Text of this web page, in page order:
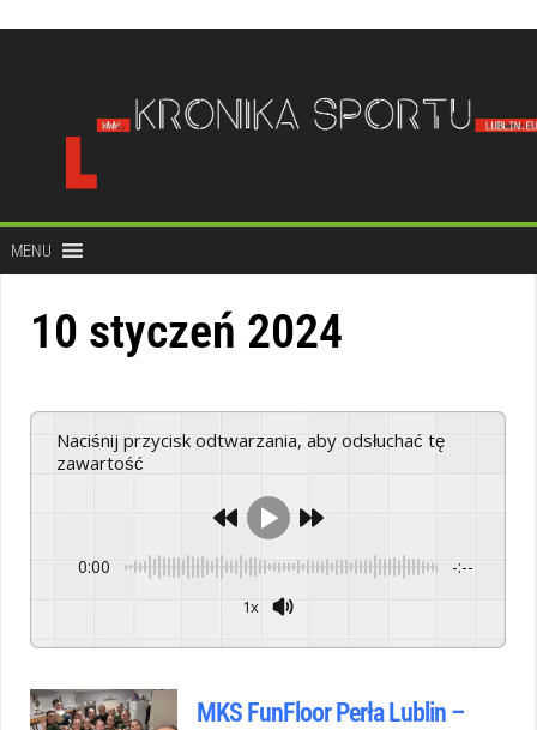
treści
MENU
10 styczeń 2024
Naciśnij przycisk odtwarzania, aby odsłuchać tę
zawartość
0:00 -:--
1x
MKS FunFloor Perła Lublin –